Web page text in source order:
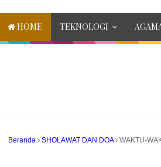
HOME TEKNOLOGI
Beranda SHOLAWAT DAN DOA WAKTU-